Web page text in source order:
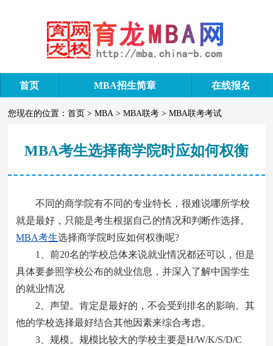
首页 MBA招生简章 在线报名
您现在的位置：首页 >MBA >MBA联考 >MBA联考考试
MBA考生选择商学院时应如何权衡
不同的商学院有不同的专业特长，很难说哪所学校
就是最好，只能是考生根据自己的情况和判断作选择。
MBA考生选择商学院时应如何权衡呢?
1、前20名的学校总体来说就业情况都还可以，但是
具体要参照学校公布的就业信息，并深入了解中国学生
的就业情况
2、声望。肯定是最好的，不会受到排名的影响。其
他的学校选择最好结合其他因素来综合考虑。
3、规模。规模比较大的学校主要是H/W/K/S/D/C